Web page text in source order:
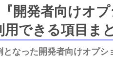
開発者向けオ
用できる項目ま
となった開発者向けオプシ